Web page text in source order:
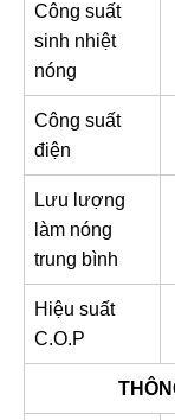
Công suất
sinh nhiệt
nóng
Công suất
điện
Lưu lượng
làm nóng
trung bình
Hiệu suất
C.O.P